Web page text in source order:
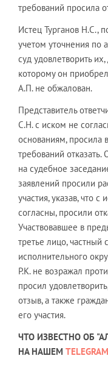
требований просила
Истец Турганов Н.С.,
учетом уточнения по
суд удовлетворить
которому он
А.П. не обжалован.
Представитель
С.Н. с иском не
основаниям, просила
требований
на судебное
заявлений просили
участия, указав, что
согласны, просили
Участвовавшее в
третье лицо, частный
исполнительного
Р.К. не возражал
просил
отзыв, а также
его участия.
ЧТО ИЗВЕСТНО ОБ
НА НАШЕМ